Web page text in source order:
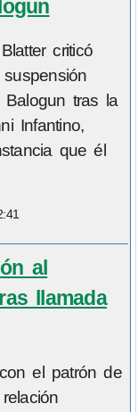
criticó
Balogun tras la
Infantino,
que él
al
llamada
el patrón de